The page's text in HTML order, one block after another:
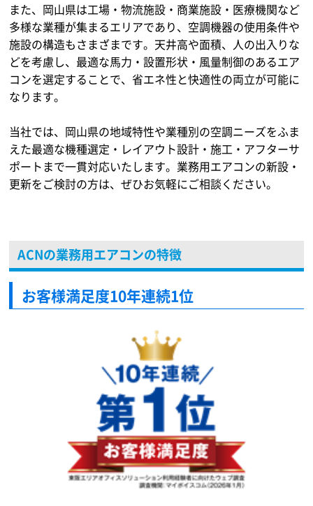
また、岡山県は工場・物流施設・商業施設・医療機関など
多様な業種が集まるエリアであり、空調機器の使用条件や
施設の構造もさまざまです。天井高や面積、人の出入りな
どを考慮し、最適な馬力・設置形状・風量制御のあるエア
コンを選定することで、省エネ性と快適性の両立が可能に
なります。
当社では、岡山県の地域特性や業種別の空調ニーズをふま
えた最適な機種選定・レイアウト設計・施工・アフターサ
ポートまで一貫対応いたします。業務用エアコンの新設・
更新をご検討の方は、ぜひお気軽にご相談ください。
ACNの業務用エアコンの特徴
お客様満足度10年連続1位